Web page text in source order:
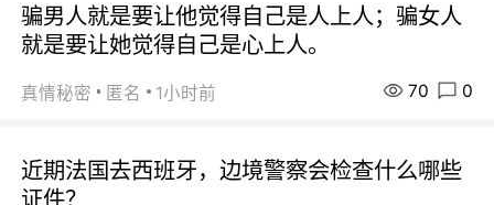
骗男人就是要让他觉得自己是人上人；骗女人
就是要让她觉得自己是心上人。
真情秘密 匿名 1小时前 70 0
近期法国去西班牙，边境警察会检查什么哪些
证件？